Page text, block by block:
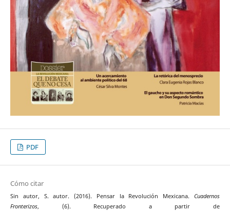
PDF
Cómo citar
Sin autor, S. autor. (2016). Pensar la Revolución Mexicana.Cuadernos
Fronterizos, (6). Recuperado a partir de